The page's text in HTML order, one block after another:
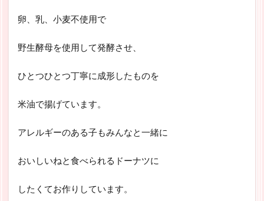
卵、乳、小麦不使用で
野生酵母を使用して発酵させ、
ひとつひとつ丁寧に成形したものを
米油で揚げています。
アレルギーのある子もみんなと一緒に
おいしいねと食べられるドーナツに
したくてお作りしています。